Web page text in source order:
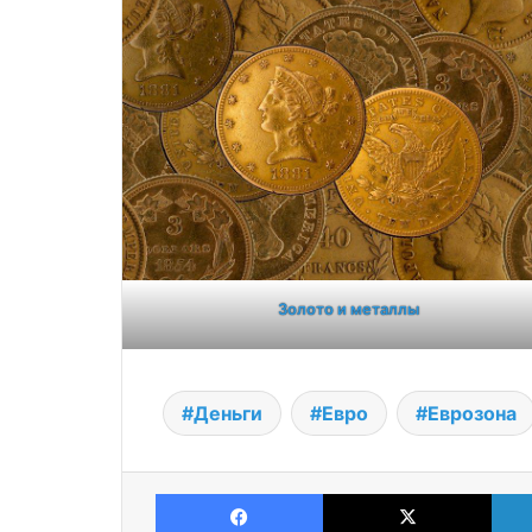
Золото и металлы
Деньги Евро Еврозона
Facebook X